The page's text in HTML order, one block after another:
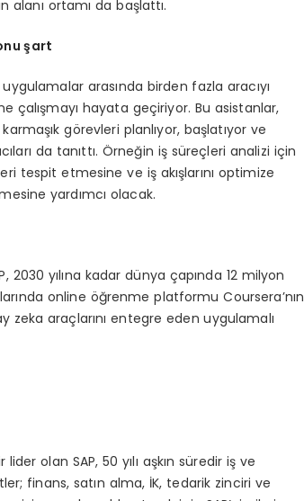
ortamı da başlattı.
şart
arasında birden fazla aracıyı
çalışmayı hayata geçiriyor. Bu asistanlar,
görevleri planlıyor, başlatıyor ve
da tanıttı. Örneğin iş süreçleri analizi için
tespit etmesine ve iş akışlarını optimize
yardımcı olacak.
yılına kadar dünya çapında 12 milyon
online öğrenme platformu Coursera’nın
zeka araçlarını entegre eden uygulamalı
olan SAP, 50 yılı aşkın süredir iş ve
finans, satın alma, İK, tedarik zinciri ve